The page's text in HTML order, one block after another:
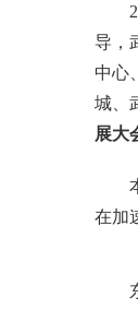
导，
中心
城、
展大
在加